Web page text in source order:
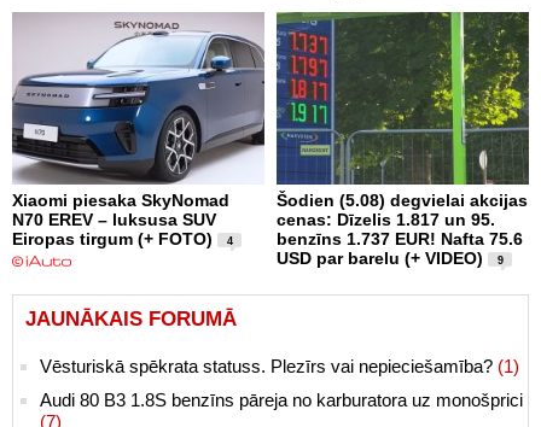
Xiaomi piesaka SkyNomad
N70 EREV – luksusa SUV
Eiropas tirgum (+ FOTO)
4
Šodien (5.08) degvielai akcijas
cenas: Dīzelis 1.817 un 95.
benzīns 1.737 EUR! Nafta 75.6
USD par barelu (+ VIDEO)
9
JAUNĀKAIS FORUMĀ
Vēsturiskā spēkrata statuss. Plezīrs vai nepieciešamība? (1)
Audi 80 B3 1.8S benzīns pāreja no karburatora uz monošprici
(7)